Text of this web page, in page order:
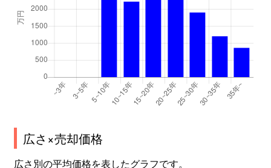
広さ×売却価格
広さ別の平均価格を表したグラフです。